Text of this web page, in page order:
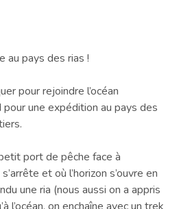
au pays des rias !
pour rejoindre l’océan
une expédition au pays des
port de pêche face à
et où l’horizon s’ouvre en
une ria (nous aussi on a appris